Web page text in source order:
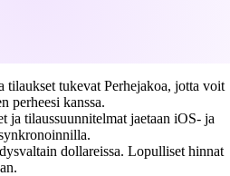
tilaukset tukevat Perhejakoa, jotta voit
perheesi kanssa.
ja tilaussuunnitelmat jaetaan iOS- ja
dollareissa. Lopulliset hinnat